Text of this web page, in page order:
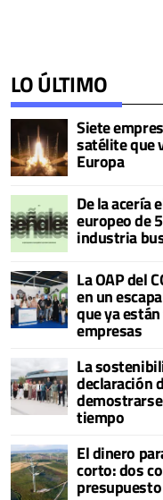
LO ÚLTIMO
Siete
satélite que
Europa
De la acería
europeo de
industria
La OAP del
en un
que ya
empresas
La
declaración
tiempo
El dinero
corto: dos
presupuesto